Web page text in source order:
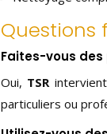
Questions
Faites-vous
Oui, TSRintervient
particuliers ou